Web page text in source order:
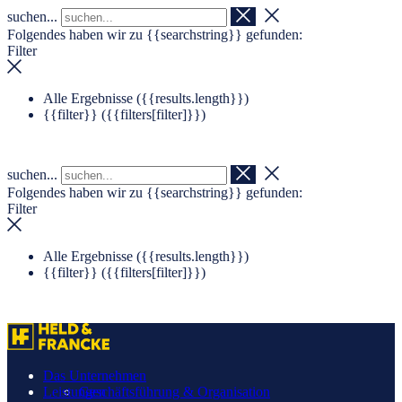
Navigation überspringen
Zum Footer springen
suchen...
Folgendes haben wir zu {{searchstring}} gefunden:
Filter
Alle Ergebnisse ({{results.length}})
{{filter}} ({{filters[filter]}})
suchen...
Folgendes haben wir zu {{searchstring}} gefunden:
Filter
Alle Ergebnisse ({{results.length}})
{{filter}} ({{filters[filter]}})
Das Unternehmen
Geschäftsführung & Organisation
Leistungen